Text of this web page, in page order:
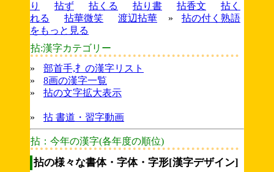
り
拈ず 拈くる 拈り書 拈香文
拈く
れる
拈華微笑 渡辺拈華 »
拈の付く熟語
をもっと見る
拈:漢字カテゴリー
»
部首手,扌の漢字リスト
»
8画の漢字一覧
»
拈の文字拡大表示
» 拈 書道・習字動画
拈：今年の漢字(各年度の順位)
拈の様々な書体・字体・字形[漢字デザイン]